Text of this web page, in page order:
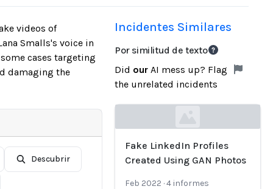
videos of
Smalls's voice in
cases targeting
damaging the
Descubrir
Incidentes Similares
Por similitud de texto
Did our AI mess up? Flag
the unrelated incidents
Fake LinkedIn Profiles
Created Using GAN Photos
Feb 2022 ·4 informes